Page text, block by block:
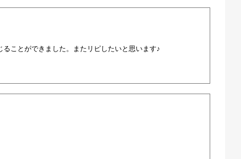
ことができました。またリピしたいと思います♪